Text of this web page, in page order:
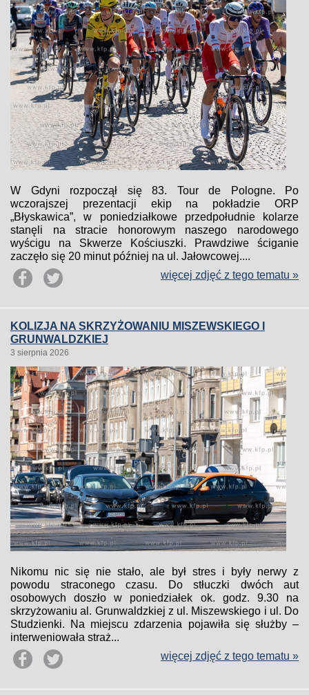
W Gdyni rozpoczął się 83. Tour de Pologne. Po
wczorajszej prezentacji ekip na pokładzie ORP
„Błyskawica”, w poniedziałkowe przedpołudnie kolarze
stanęli na stracie honorowym naszego narodowego
wyścigu na Skwerze Kościuszki. Prawdziwe ściganie
zaczęło się 20 minut później na ul. Jałowcowej....
więcej zdjęć z tego tematu »
KOLIZJA NA SKRZYŻOWANIU MISZEWSKIEGO I
GRUNWALDZKIEJ
3 sierpnia 2026
Nikomu nic się nie stało, ale był stres i były nerwy z
powodu straconego czasu. Do stłuczki dwóch aut
osobowych doszło w poniedziałek ok. godz. 9.30 na
skrzyżowaniu al. Grunwaldzkiej z ul. Miszewskiego i ul. Do
Studzienki. Na miejscu zdarzenia pojawiła się służby –
interweniowała straż...
więcej zdjęć z tego tematu »